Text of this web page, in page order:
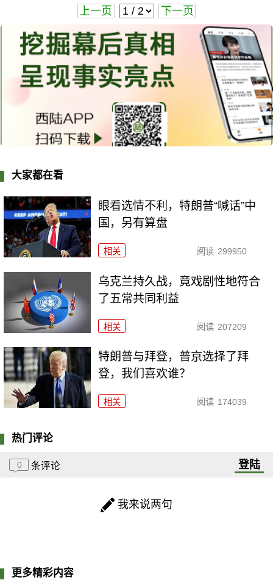
上一页 下一页
大家都在看
眼看选情不利，特朗普“喊话”中
国，另有算盘
相关 阅读 299950
乌克兰持久战，竟戏剧性地符合
了五常共同利益
相关 阅读 207209
特朗普与拜登，普京选择了拜
登，我们喜欢谁？
相关 阅读 174039
热门评论
0 条评论 登陆
我来说两句
更多精彩内容